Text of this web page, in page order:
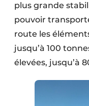
plus grande
pouvoir
route les
jusqu’à 100
élevées, jusqu’à